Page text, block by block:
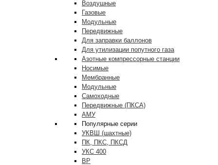
Воздушные
Газовые
Модульные
Передвижные
Для заправки баллонов
Для утилизации попутного газа
Азотные компрессорные станции
Носимые
Мембранные
Модульные
Самоходные
Передвижные (ПКСА)
АМУ
Популярные серии
УКВШ (шахтные)
ПК, ПКС, ПКСД
УКС 400
ВР